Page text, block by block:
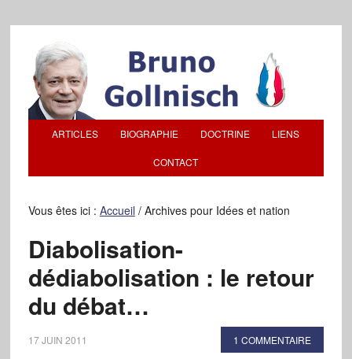
ARTICLES BIOGRAPHIE DOCTRINE LIENS
CONTACT
Vous êtes ici : Accueil /Archives pour Idées et nation
Diabolisation-
dédiabolisation : le retour
du débat…
17 JUIN 2011 1 COMMENTAIRE